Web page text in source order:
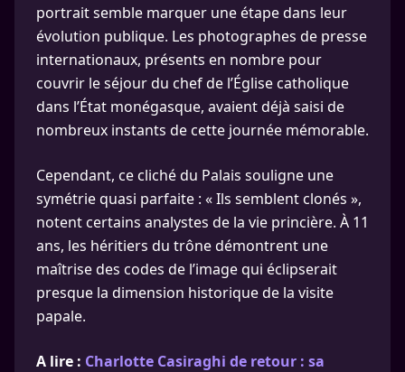
portrait semble marquer une étape dans leur
évolution publique. Les photographes de presse
internationaux, présents en nombre pour
couvrir le séjour du chef de l’Église catholique
dans l’État monégasque, avaient déjà saisi de
nombreux instants de cette journée mémorable.
Cependant, ce cliché du Palais souligne une
symétrie quasi parfaite : « Ils semblent clonés »,
notent certains analystes de la vie princière. À 11
ans, les héritiers du trône démontrent une
maîtrise des codes de l’image qui éclipserait
presque la dimension historique de la visite
papale.
A lire : Charlotte Casiraghi de retour : sa